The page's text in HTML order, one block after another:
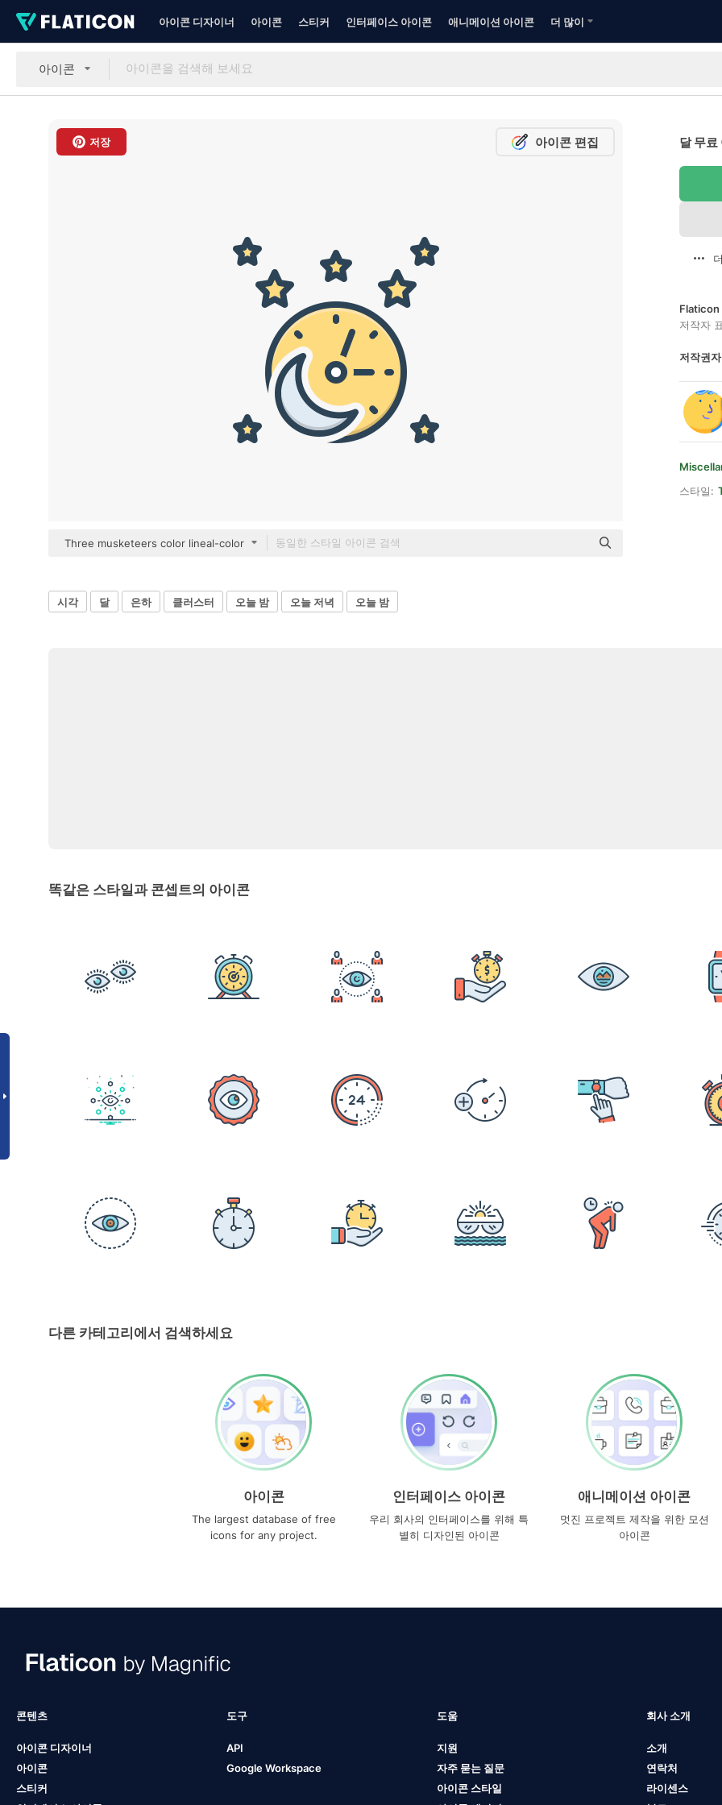
아이콘 디자이너 아이콘 스티커 인터페이스 아이콘 애니메이션 아이콘 더 많이
아이콘
저장 아이콘 편집
Three musketeers color lineal-color
달 무료
Flaticon
저작자
저작권
스타일:
시각 달 은하 클러스터 오늘 밤 오늘 저녁 오늘 밤
똑같은 스타일과 콘셉트의 아이콘
다른 카테고리에서 검색하세요
아이콘
The largest database of free
icons for any project.
인터페이스 아이콘
우리 회사의 인터페이스를 위해 특
별히 디자인된 아이콘
애니메이션 아이콘
멋진 프로젝트 제작을 위한 모션
아이콘
콘텐츠
아이콘 디자이너
아이콘
스티커
도구
API
Google Workspace
도움
지원
자주 묻는 질문
아이콘 스타일
회사 소개
소개
연락처
라이센스